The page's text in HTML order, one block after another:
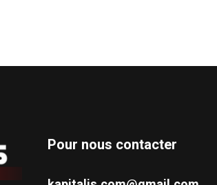
Pour nous contacter